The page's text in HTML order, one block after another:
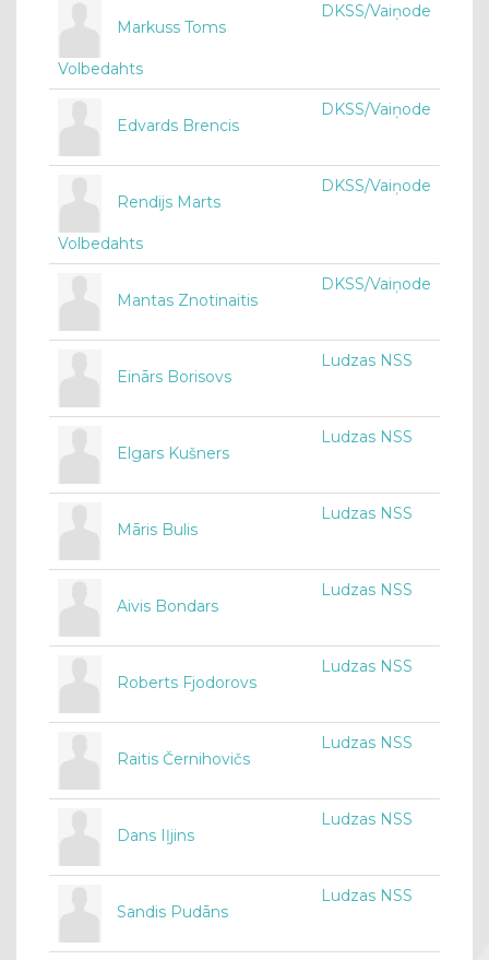
Markuss Toms
Volbedahts
DKSS/Vaiņode
Edvards Brencis
DKSS/Vaiņode
Rendijs Marts
Volbedahts
DKSS/Vaiņode
Mantas Znotinaitis
DKSS/Vaiņode
Einārs Borisovs
Ludzas NSS
Elgars Kušners
Ludzas NSS
Māris Bulis
Ludzas NSS
Aivis Bondars
Ludzas NSS
Roberts Fjodorovs
Ludzas NSS
Raitis Černihovičs
Ludzas NSS
Dans Iļjins
Ludzas NSS
Sandis Pudāns
Ludzas NSS